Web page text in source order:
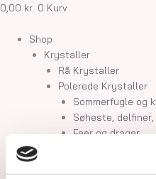
0,00 kr. 0 Kurv
Shop
Krystaller
Rå Krystaller
Polerede Krystaller
Sommerfugle og
Søheste,
Feer og drager